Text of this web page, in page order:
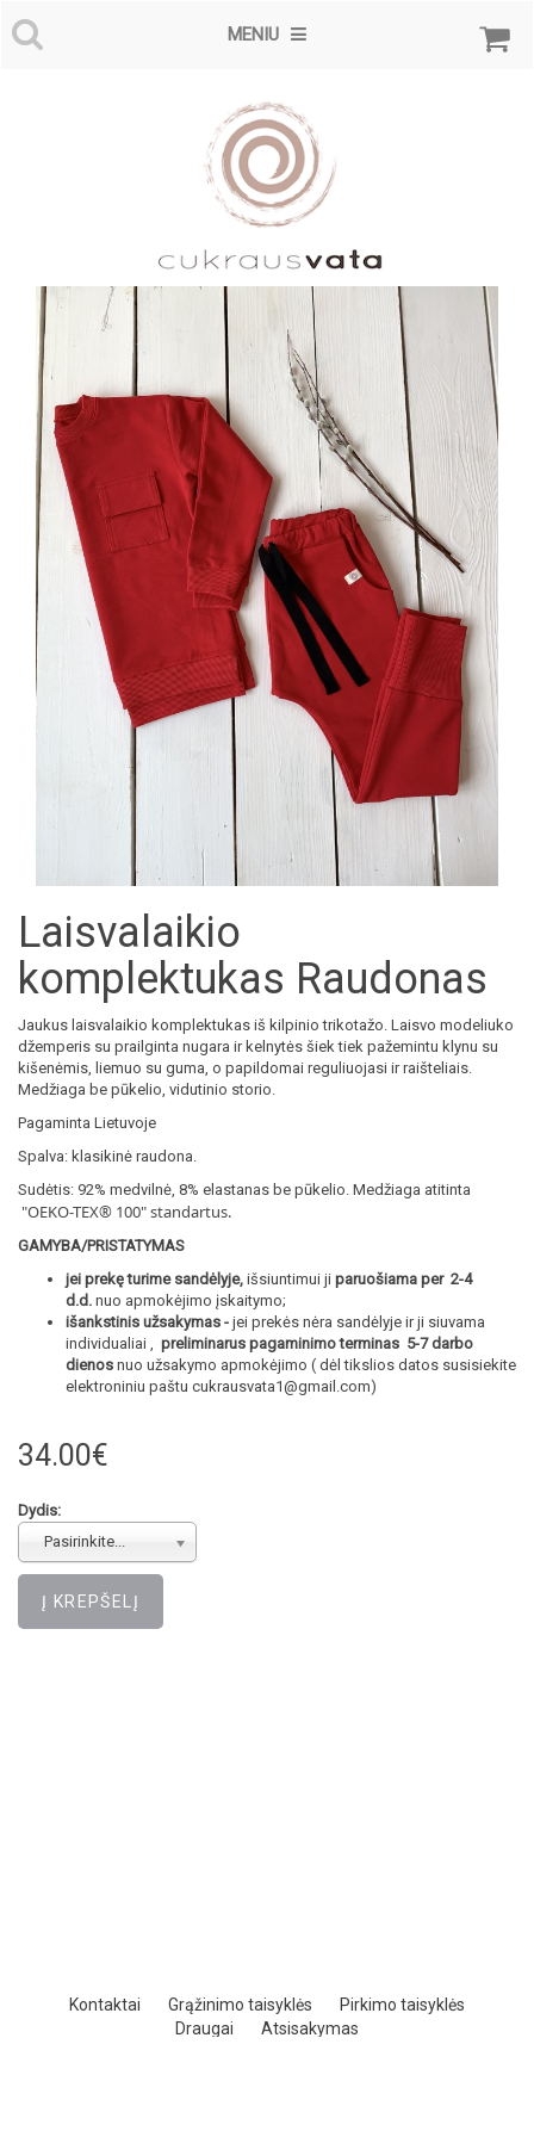
MENIU
Laisvalaikio
komplektukas Raudonas
Jaukus laisvalaikio komplektukas iš kilpinio trikotažo. Laisvo modeliuko
džemperis su prailginta nugara ir kelnytės šiek tiek pažemintu klynu su
kišenėmis, liemuo su guma, o papildomai reguliuojasi ir raišteliais.
Medžiaga be pūkelio, vidutinio storio.
Pagaminta Lietuvoje
Spalva: klasikinė raudona.
Sudėtis: 92% medvilnė, 8% elastanas be pūkelio. Medžiaga atitinta
"OEKO-TEX® 100" standartus.
GAMYBA/PRISTATYMAS
jei prekę turime sandėlyje, išsiuntimui ji paruošiama per 2-4
d.d. nuo apmokėjimo įskaitymo;
išankstinis užsakymas - jei prekės nėra sandėlyje ir ji siuvama
individualiai , preliminarus pagaminimo terminas 5-7 darbo
dienos nuo užsakymo apmokėjimo ( dėl tikslios datos susisiekite
elektroniniu paštu cukrausvata1@gmail.com)
34.00€
Dydis:
Pasirinkite...
Kontaktai Grąžinimo taisyklės
Pirkimo taisyklės
Draugai
Atsisakymas